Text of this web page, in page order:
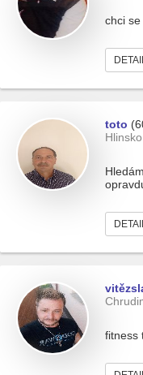
chci se
toto
Hlinsko
fitness